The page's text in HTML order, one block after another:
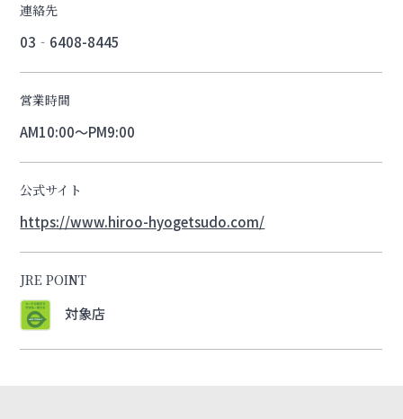
連絡先
03‐6408-8445
営業時間
AM10:00～PM9:00
公式サイト
https://www.hiroo-hyogetsudo.com/
JRE POINT
対象店